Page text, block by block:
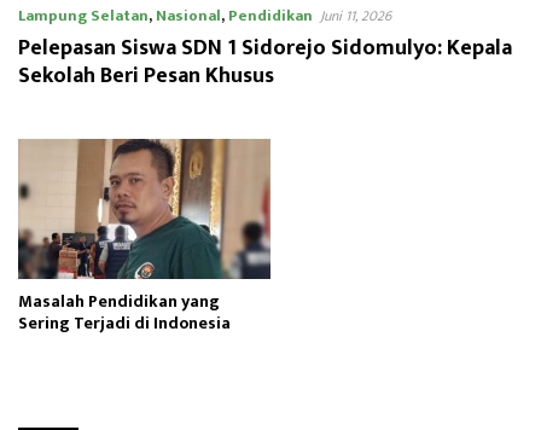
Lampung Selatan,Nasional,Pendidikan Juni 11, 2026
Pelepasan Siswa SDN 1 Sidorejo Sidomulyo: Kepala
Sekolah Beri Pesan Khusus
Masalah Pendidikan yang
Sering Terjadi di Indonesia